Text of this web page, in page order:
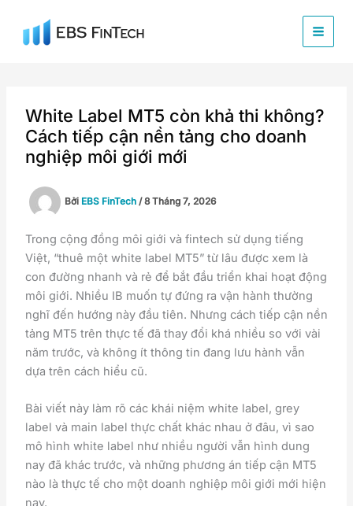
White Label MT5 còn khả thi không?
Cách tiếp cận nền tảng cho doanh
nghiệp môi giới mới
Bởi EBS FinTech /8 Tháng 7, 2026
Trong cộng đồng môi giới và fintech sử dụng tiếng
Việt, “thuê một white label MT5” từ lâu được xem là
con đường nhanh và rẻ để bắt đầu triển khai hoạt động
môi giới. Nhiều IB muốn tự đứng ra vận hành thường
nghĩ đến hướng này đầu tiên. Nhưng cách tiếp cận nền
tảng MT5 trên thực tế đã thay đổi khá nhiều so với vài
năm trước, và không ít thông tin đang lưu hành vẫn
dựa trên cách hiểu cũ.
Bài viết này làm rõ các khái niệm white label, grey
label và main label thực chất khác nhau ở đâu, vì sao
mô hình white label như nhiều người vẫn hình dung
nay đã khác trước, và những phương án tiếp cận MT5
nào là thực tế cho một doanh nghiệp môi giới mới hiện
nay.